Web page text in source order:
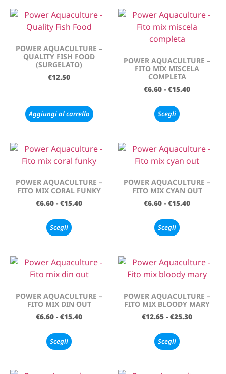
POWER AQUACULTURE –
QUALITY FISH FOOD
(SURGELATO)
€12.50
Aggiungi al carrello
POWER AQUACULTURE –
FITO MIX MISCELA
COMPLETA
€6.60 - €15.40
Scegli
POWER AQUACULTURE –
FITO MIX CORAL FUNKY
€6.60 - €15.40
Scegli
POWER AQUACULTURE –
FITO MIX CYAN OUT
€6.60 - €15.40
Scegli
POWER AQUACULTURE –
FITO MIX DIN OUT
€6.60 - €15.40
Scegli
POWER AQUACULTURE –
FITO MIX BLOODY MARY
€12.65 - €25.30
Scegli